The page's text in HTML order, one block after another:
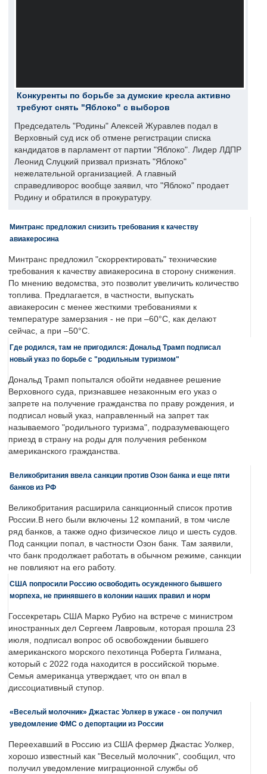
Конкуренты по борьбе за думские кресла активно
требуют снять "Яблоко" с выборов
Председатель "Родины" Алексей Журавлев подал в
Верховный суд иск об отмене регистрации списка
кандидатов в парламент от партии "Яблоко". Лидер ЛДПР
Леонид Слуцкий призвал признать "Яблоко"
нежелательной организацией. А главный
справедливорос вообще заявил, что "Яблоко" продает
Родину и обратился в прокуратуру.
Минтранс предложил снизить требования к качеству
авиакеросина
Минтранс предложил "скорректировать" технические
требования к качеству авиакеросина в сторону снижения.
По мнению ведомства, это позволит увеличить количество
топлива. Предлагается, в частности, выпускать
авиакеросин с менее жесткими требованиями к
температуре замерзания - не при –60°C, как делают
сейчас, а при –50°C.
Где родился, там не пригодился: Дональд Трамп подписал
новый указ по борьбе с "родильным туризмом"
Дональд Трамп попытался обойти недавнее решение
Верховного суда, признавшее незаконным его указ о
запрете на получение гражданства по праву рождения, и
подписал новый указ, направленный на запрет так
называемого "родильного туризма", подразумевающего
приезд в страну на роды для получения ребенком
американского гражданства.
Великобритания ввела санкции против Озон банка и еще пяти
банков из РФ
Великобритания расширила санкционный список против
России.В него были включены 12 компаний, в том числе
ряд банков, а также одно физическое лицо и шесть судов.
Под санкции попал, в частности Озон банк. Там заявили,
что банк продолжает работать в обычном режиме, санкции
не повлияют на его работу.
США попросили Россию освободить осужденного бывшего
морпеха, не принявшего в колонии наших правил и норм
Госсекретарь США Марко Рубио на встрече с министром
иностранных дел Сергеем Лавровым, которая прошла 23
июля, подписал вопрос об освобождении бывшего
американского морского пехотинца Роберта Гилмана,
который с 2022 года находится в российской тюрьме.
Семья американца утверждает, что он впал в
диссоциативный ступор.
«Веселый молочник» Джастас Уолкер в ужасе - он получил
уведомление ФМС о депортации из России
Переехавший в Россию из США фермер Джастас Уолкер,
хорошо известный как "Веселый молочник", сообщил, что
получил уведомление миграционной службы об